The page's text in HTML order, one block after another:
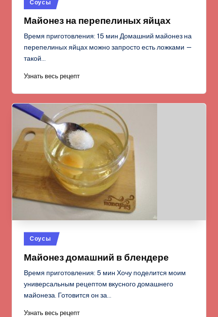
в
Соусы
Майонез на перепелиных яйцах
Время приготовления: 15 мин Домашний майонез на
перепелиных яйцах можно запросто есть ложками —
такой…
Узнать весь рецепт
Опубликовано
в
Соусы
Майонез домашний в блендере
Время приготовления: 5 мин Хочу поделится моим
универсальным рецептом вкусного домашнего
майонеза. Готовится он за…
Узнать весь рецепт